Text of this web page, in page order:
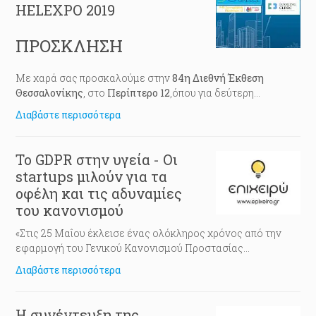
HELEXPO 2019
ΠΡΟΣΚΛΗΣΗ
Με χαρά σας προσκαλούμε στην84η Διεθνή Έκθεση
Θεσσαλονίκης , στο Περίπτερο 12 ,όπου για δεύτερη
συνεχόμενη χρονιά, η
καινοτόμες εταιρείες που προσκλήθηκαν να συμμετάσχουν
Διαβάστε περισσότερα
Το GDPR στην υγεία - Οι
startups μιλούν για τα
οφέλη και τις αδυναμίες
του κανονισμού
«Στις 25 Μαΐου έκλεισε ένας ολόκληρος χρόνος από την
εφαρμογή του Γενικού Κανονισμού Προστασίας
Δεδομένων (GDPR). Έχοντας ήδη αναλύσει την εικόνα που
έχει σχηματιστεί μέχρι σήμερα, απευθυνθήκαμε σε δύο
χώρο, εκείνον της υγείας, για να μας δώσουν μια εικόνα από
Διαβάστε περισσότερα